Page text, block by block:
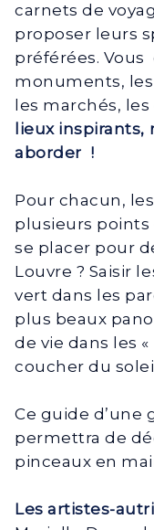
carnets de
proposer leurs
préférées. Vous
monuments,
les marchés,
lieux inspirants,
aborder !
Pour chacun,
plusieurs
se placer pour
Louvre ? Saisir
vert dans les
plus beaux
de vie dans les
coucher du
Ce guide d’une
permettra de
pinceaux en
Les artistes-